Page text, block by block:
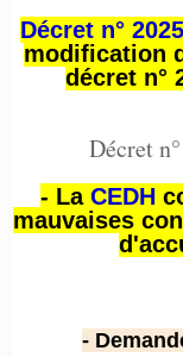
Décret n°
modification
décret n°
Décret
- La CEDH
mauvaises
-